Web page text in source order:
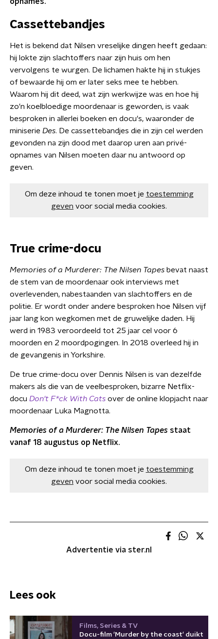
Cassettebandjes
Het is bekend dat Nilsen vreselijke dingen heeft gedaan:
hij lokte zijn slachtoffers naar zijn huis om hen
vervolgens te wurgen. De lichamen hakte hij in stukjes
of bewaarde hij om er later seks mee te hebben.
Waarom hij dit deed, wat zijn werkwijze was en hoe hij
zo'n koelbloedige moordenaar is geworden, is vaak
besproken in allerlei boeken en docu's, waaronder de
miniserie Des. De cassettebandjes die in zijn cel werden
gevonden na zijn dood met daarop uren aan privé-
opnames van Nilsen moeten daar nu antwoord op
geven.
Om deze inhoud te tonen moet je toestemming
geven voor social media cookies.
True crime-docu
Memories of a Murderer: The Nilsen Tapes bevat naast
de stem van de moordenaar ook interviews met
overlevenden, nabestaanden van slachtoffers en de
politie. Er wordt onder andere besproken hoe Nilsen vijf
jaar lang kon wegkomen met de gruwelijke daden. Hij
werd in 1983 veroordeeld tot 25 jaar cel voor 6
moorden en 2 moordpogingen. In 2018 overleed hij in
de gevangenis in Yorkshire.
De true crime-docu over Dennis Nilsen is van dezelfde
makers als die van de veelbesproken, bizarre Netflix-
docu Don't F*ck With Cats over de online klopjacht naar
moordenaar Luka Magnotta.
Memories of a Murderer: The Nilsen Tapes staat
vanaf 18 augustus op Netflix.
Om deze inhoud te tonen moet je toestemming
geven voor social media cookies.
Advertentie via ster.nl
Lees ook
Films, Series & TV
Docu-film 'Murder by the coast' duikt